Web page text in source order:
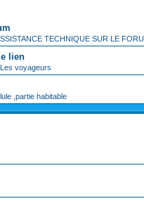
TECHNIQUE SUR LE
lien
Les voyageurs
,partie habitable